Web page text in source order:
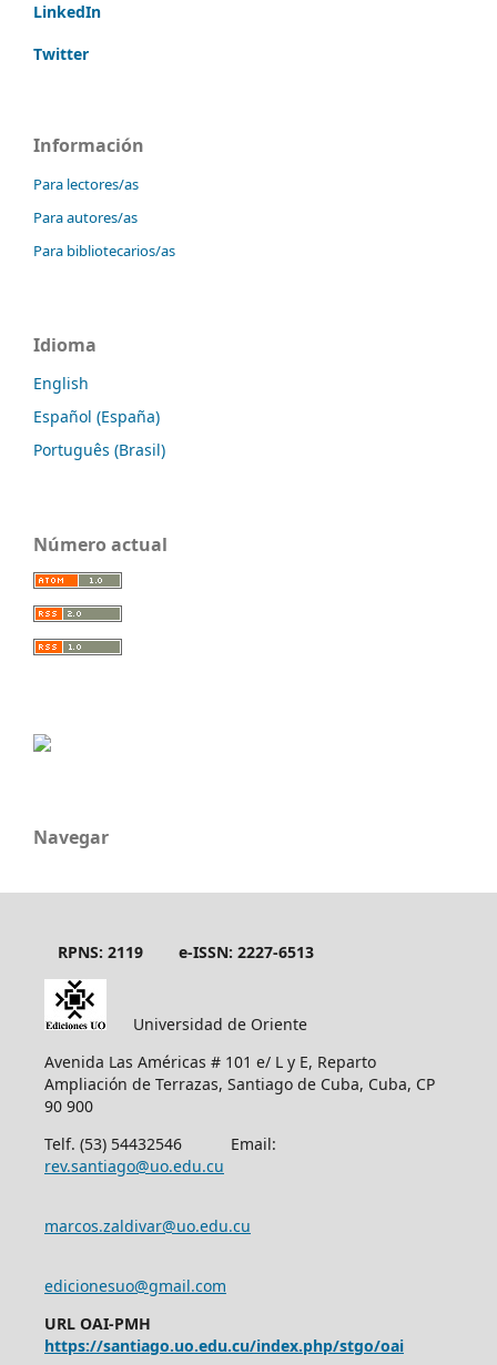
LinkedIn
Twitter
Información
Para lectores/as
Para autores/as
Para bibliotecarios/as
Idioma
English
Español (España)
Português (Brasil)
Número actual
Navegar
RPNS: 2119 e-ISSN: 2227-6513
Universidad de Oriente
Avenida Las Américas # 101 e/ L y E, Reparto
Ampliación de Terrazas, Santiago de Cuba, Cuba, CP
90 900
Telf. (53) 54432546 Email:
rev.santiago@uo.edu.cu
marcos.zaldivar@uo.edu.cu
edicionesuo@gmail.com
URL OAI-PMH
https://santiago.uo.edu.cu/index.php/stgo/oai